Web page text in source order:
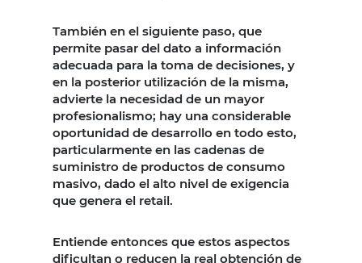
También en el siguiente paso, que
permite pasar del dato a información
adecuada para la toma de decisiones, y
en la posterior utilización de la misma,
advierte la necesidad de un mayor
profesionalismo; hay una considerable
oportunidad de desarrollo en todo esto,
particularmente en las cadenas de
suministro de productos de consumo
masivo, dado el alto nivel de exigencia
que genera el retail.
Entiende entonces que estos aspectos
dificultan o reducen la real obtención de